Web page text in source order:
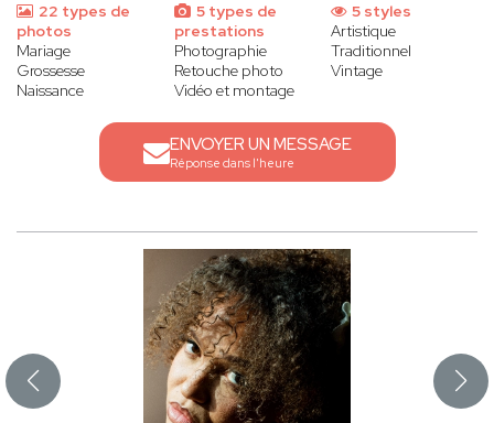
22 types de
photos
Mariage
Grossesse
Naissance
5 types de
prestations
Photographie
Retouche photo
Vidéo et montage
5 styles
Artistique
Traditionnel
Vintage
ENVOYER UN MESSAGE
Réponse dans l'heure